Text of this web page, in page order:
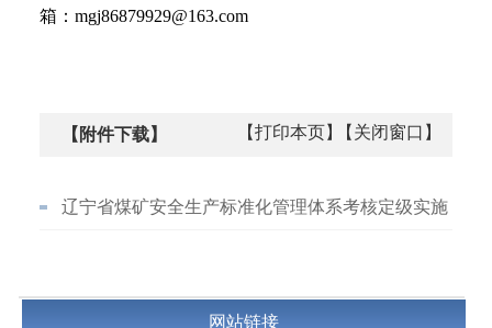
箱：mgj86879929@163.com
【附件下载】 【打印本页】 【关闭窗口】
辽宁省煤矿安全生产标准化管理体系考核定级实施
网站链接